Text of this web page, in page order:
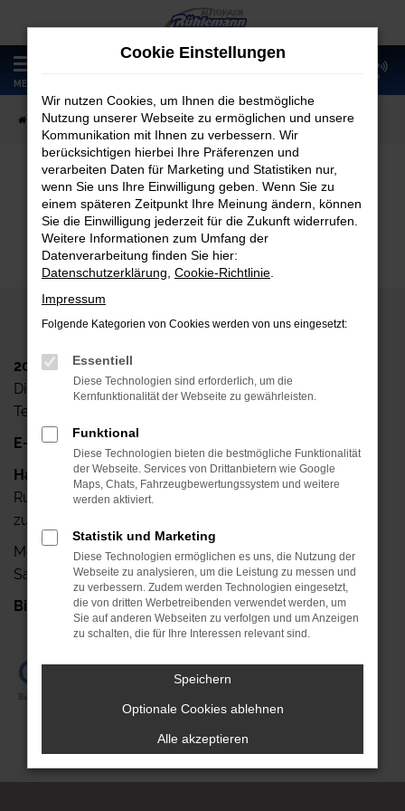
Zum
Hauptinhalt
springen
MENÜ
Startseite Fahrzeugangebote Fahrzeugmarkt
Fahrzeugmarkt
2024 Autohaus Rühlemann GmbH
Dieskaustr. 102, D-04249 Leipzig
Telefax: +49 341-42640-25
E-Mail:
info@autohaus-ruehlemann.de
Haben Sie noch Fragen?
Rufen Sie uns doch einfach an, wir stehen Ihnen gerne
zur Verfügung.
Mo.- Fr.: 7.00 Uhr bis 18.00 Uhr
Sa.: 08.00 Uhr bis 13.00 Uhr
Bis gleich! +49 341-42640-0
Cookie Einstellungen
Wir nutzen Cookies, um Ihnen die bestmögliche
Nutzung unserer Webseite zu ermöglichen und unsere
Kommunikation mit Ihnen zu verbessern. Wir
berücksichtigen hierbei Ihre Präferenzen und
verarbeiten Daten für Marketing und Statistiken nur,
wenn Sie uns Ihre Einwilligung geben. Wenn Sie zu
einem späteren Zeitpunkt Ihre Meinung ändern, können
Sie die Einwilligung jederzeit für die Zukunft widerrufen.
Weitere Informationen zum Umfang der
Datenverarbeitung finden Sie hier:
Datenschutzerklärung Cookie-Richtlinie
Impressum
Folgende Kategorien von Cookies werden von uns eingesetzt:
Essentiell
Diese Technologien sind erforderlich, um die
Kernfunktionalität der Webseite zu gewährleisten.
Funktional
Diese Technologien bieten die bestmögliche Funktionalität
der Webseite. Services von Drittanbietern wie Google
Maps, Chats, Fahrzeugbewertungssystem und weitere
werden aktiviert.
Statistik und Marketing
Diese Technologien ermöglichen es uns, die Nutzung der
Webseite zu analysieren, um die Leistung zu messen und
zu verbessern. Zudem werden Technologien eingesetzt,
die von dritten Werbetreibenden verwendet werden, um
Sie auf anderen Webseiten zu verfolgen und um Anzeigen
zu schalten, die für Ihre Interessen relevant sind.
Speichern
Optionale Cookies ablehnen
Alle akzeptieren